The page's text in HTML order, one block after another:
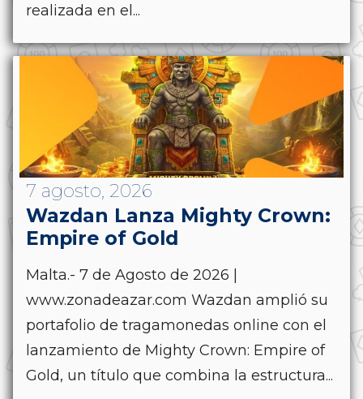
realizada en el...
7 agosto, 2026
Wazdan Lanza Mighty Crown:
Empire of Gold
Malta.- 7 de Agosto de 2026 |
www.zonadeazar.com Wazdan amplió su
portafolio de tragamonedas online con el
lanzamiento de Mighty Crown: Empire of
Gold, un título que combina la estructura...